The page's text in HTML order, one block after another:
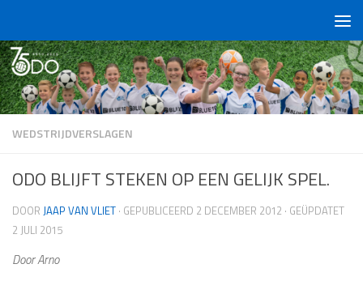
WEDSTRIJDVERSLAGEN
ODO BLIJFT STEKEN OP EEN GELIJK SPEL.
DOOR JAAP VAN VLIET · GEPUBLICEERD 2 DECEMBER 2012 · GEÜPDATET
2 JULI 2015
Door Arno